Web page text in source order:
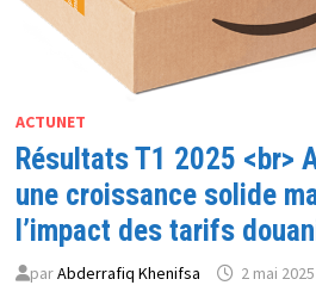
ACTUNET
Résultats T1 2025 <br>
une croissance solide
l’impact des tarifs
parAbderrafiq Khenifsa 2 mai 2025